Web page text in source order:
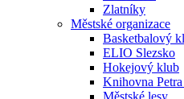
Zlatníky
Městské organizace
Basketbalový
ELIO Slezsko
Hokejový klub
Knihovna